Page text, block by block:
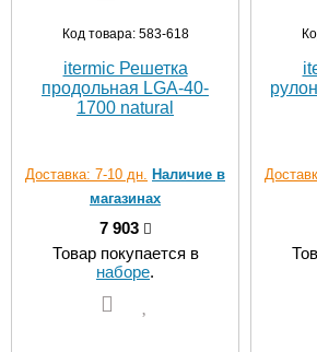
Код товара: 583-618
itermic Решетка
продольная LGA-40-
1700 natural
Доставка: 7-10 дн. Наличие в
магазинах
7 903
Товар покупается в
наборе.